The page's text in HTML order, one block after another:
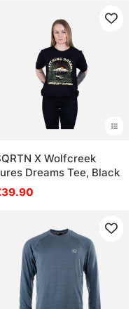
X Wolfcreek
Dreams Tee, Black